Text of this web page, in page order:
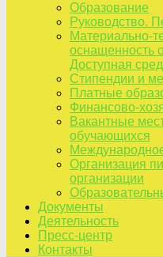
Образование
Руководство.
Материально-
оснащенность
Доступная
Стипендии и
Платные
Финансово-
Вакантные
обучающихся
Организация
организации
Документы
Деятельность
Пресс-центр
Контакты